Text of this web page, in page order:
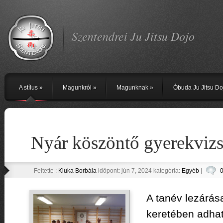
Szentendrei Ju Jitsu Dojo
A stílus» Magunkról » Magunknak» Óbuda Ju Jitsu
Nyár köszöntő
Feltette : Kluka Borbálaidőpont: jún 7, 2024 kategória: Egyéb|
A tanév
keretében